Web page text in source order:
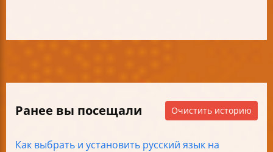
Ранее вы посещали Очистить историю
Как выбрать и установить русский язык на